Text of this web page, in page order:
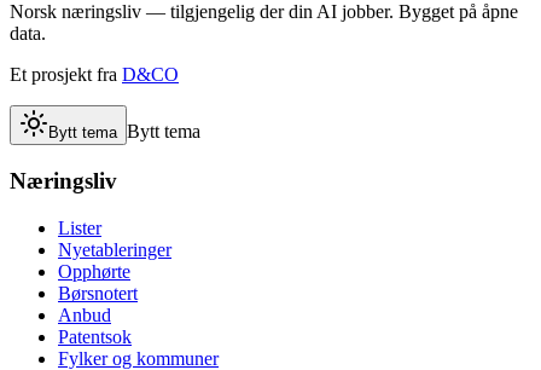
Norsk næringsliv — tilgjengelig der din AI jobber. Bygget på åpne
data.
Et prosjekt fra D&CO
Bytt tema Bytt tema
Næringsliv
Lister
Nyetableringer
Opphørte
Børsnotert
Anbud
Patentsok
Fylker og kommuner